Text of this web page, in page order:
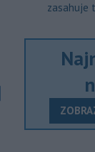
zasahuje